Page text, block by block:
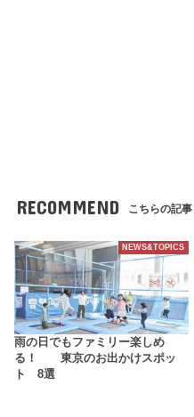
RECOMMEND こちらの記事
NEWS&TOPICS
雨の日でもファミリー楽しめ
る！ 東京のお出かけスポッ
ト 8選